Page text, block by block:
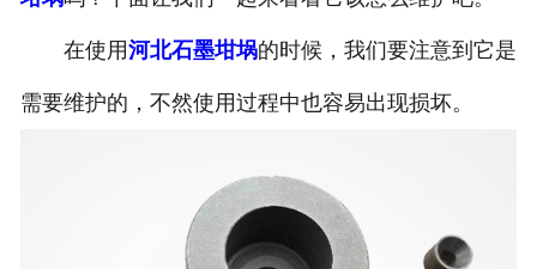
在使用河北石墨坩埚的时候，我们要注意到它是
需要维护的，不然使用过程中也容易出现损坏。